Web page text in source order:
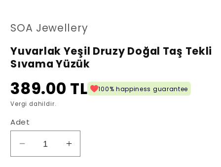
SOA Jewellery
Yuvarlak Yeşil Druzy Doğal Taş Tekli
Sıvama Yüzük
389.00 TL 100% happiness guarantee
Vergi dahildir.
Adet
Yuvarlak
Yeşil
Yuvarlak
Yeşil